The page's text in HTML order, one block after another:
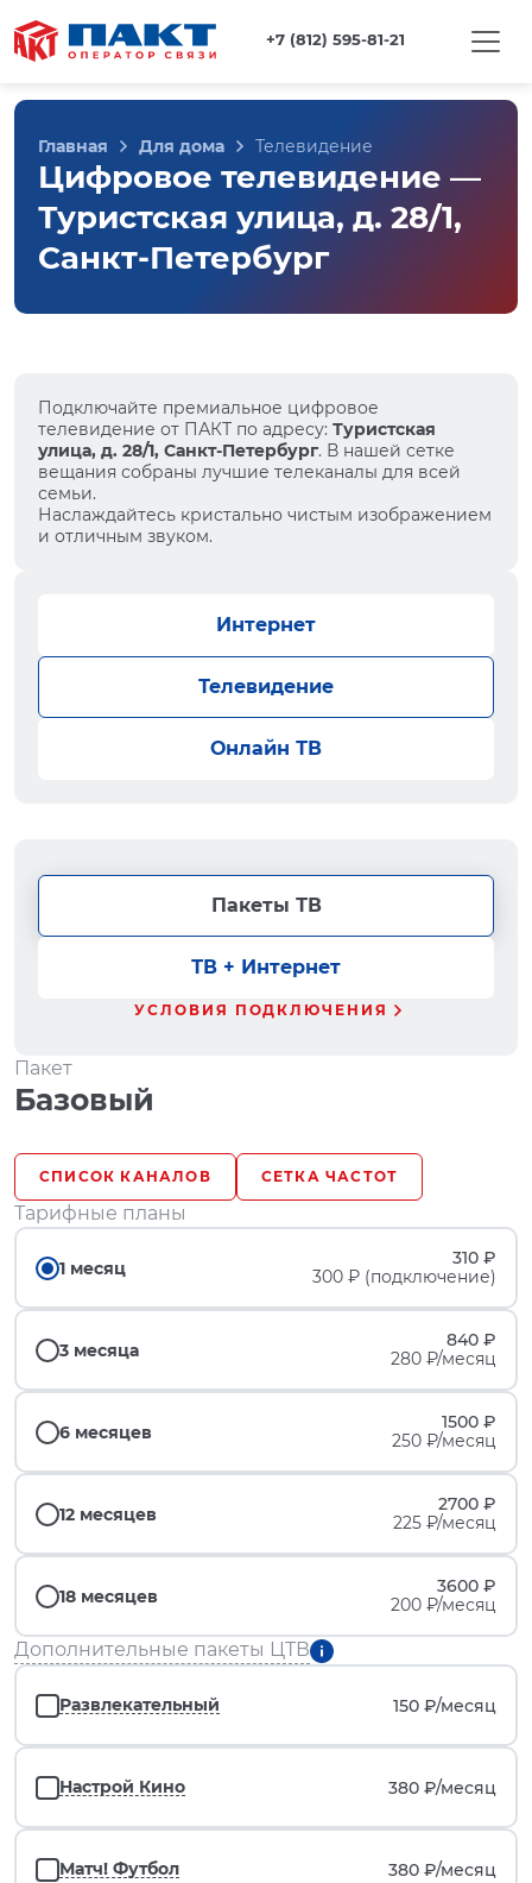
+7 (812) 595-81-21
Главная Для дома Телевидение
Цифровое телевидение —
Туристская улица, д. 28/1,
Санкт-Петербург
Подключайте премиальное цифровое
телевидение от ПАКТ по адресу: Туристская
улица, д. 28/1, Санкт-Петербург. В нашей сетке
вещания собраны лучшие телеканалы для всей
семьи.
Наслаждайтесь кристально чистым изображением
и отличным звуком.
Интернет
Телевидение
Онлайн ТВ
Пакеты ТВ
ТВ + Интернет
УСЛОВИЯ ПОДКЛЮЧЕНИЯ
Пакет
Базовый
СПИСОК КАНАЛОВ СЕТКА ЧАСТОТ
Тарифные планы
1 месяц
310 ₽
300 ₽ (подключение)
3 месяца
840 ₽
280 ₽/месяц
6 месяцев
1500 ₽
250 ₽/месяц
12 месяцев
2700 ₽
225 ₽/месяц
18 месяцев
3600 ₽
200 ₽/месяц
Дополнительные пакеты ЦТВ
Развлекательный 150 ₽/месяц
Настрой Кино 380 ₽/месяц
Матч! Футбол 380 ₽/месяц